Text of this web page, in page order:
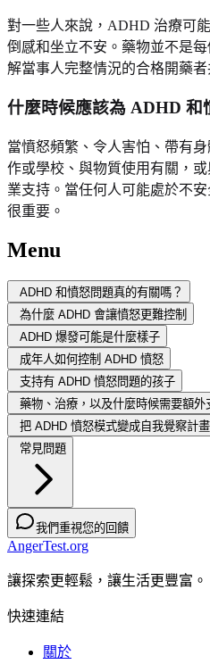
對一些人來說，ADHD 治療可
倒感和坐立不安。藥物並不是
解當事人完整情況的合格開藥者
什麼時候應該為 ADHD 和
當憤怒頻繁、令人害怕、帶有
作或學校、與物質使用有關，
業支持。當任何人可能處於不
很重要。
Menu
ADHD 和憤怒問題真的有關嗎？
為什麼 ADHD 會讓憤怒更難控制
ADHD 爆發可能是什麼樣子
成年人如何控制 ADHD 憤怒
支持有 ADHD 憤怒問題的孩子
藥物、治療，以及什麼時候需要額外
把 ADHD 憤怒模式變成自我覺察計畫
常見問題
我們重視您的回饋
AngerTest.org
讓探索更輕鬆，讓生活更豐富。
快速連結
關於